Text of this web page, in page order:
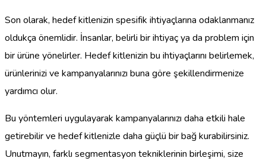
Son olarak, hedef kitlenizin spesifik ihtiyaçlarına odaklanmanız
oldukça önemlidir. İnsanlar, belirli bir ihtiyaç ya da problem için
bir ürüne yönelirler. Hedef kitlenizin bu ihtiyaçlarını belirlemek,
ürünlerinizi ve kampanyalarınızı buna göre şekillendirmenize
yardımcı olur.
Bu yöntemleri uygulayarak kampanyalarınızı daha etkili hale
getirebilir ve hedef kitlenizle daha güçlü bir bağ kurabilirsiniz.
Unutmayın, farklı segmentasyon tekniklerinin birleşimi, size